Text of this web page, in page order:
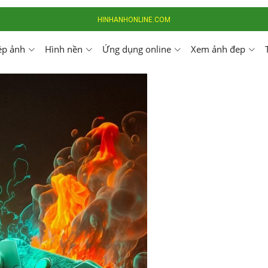
HINHANHONLINE.COM
ảnh Hình nền Ứng dụng online Xem ảnh đep